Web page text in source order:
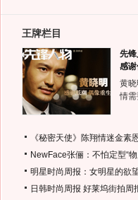
王牌栏目
先锋
感
黄
情
《秘密天使》陈翔情迷金素
NewFace张俪：不怕定型“物
明星时尚周报：女明星的欲
日韩时尚周报 好莱坞街拍周